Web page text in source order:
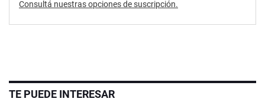
Consultá nuestras opciones de suscripción.
TE PUEDE INTERESAR